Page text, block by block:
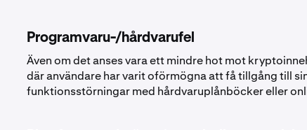
Programvaru-/hårdvarufel
Även om det anses vara ett mindre hot mot
där användare har varit oförmögna att få tillgång till
funktionsstörningar med hårdvaruplånböcker eller